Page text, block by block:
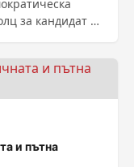
за кандидат на
и пътна